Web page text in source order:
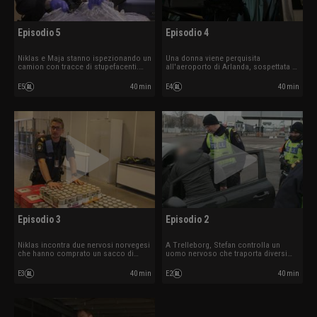
Episodio 5
Niklas e Maja stanno ispezionando un
camion con tracce di stupefacenti.
da vicino un tappeto arrotolato.
E5 40 min
Episodio 4
Una donna viene perquisita
all'aeroporto di Arlanda, sospettata di
un autista che mente su ciò che sta
trasportando.
E4 40 min
Episodio 3
Niklas incontra due nervosi norvegesi
che hanno comprato un sacco di
ricordano chi si sposa né quando.
E3 40 min
Episodio 2
A Trelleborg, Stefan controlla un
uomo nervoso che traporta diversi
norvegese non vuole perdere il suo
hashish.
E2 40 min